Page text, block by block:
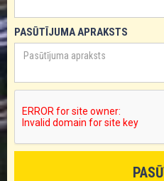
PASŪTĪJUMA APRAKSTS